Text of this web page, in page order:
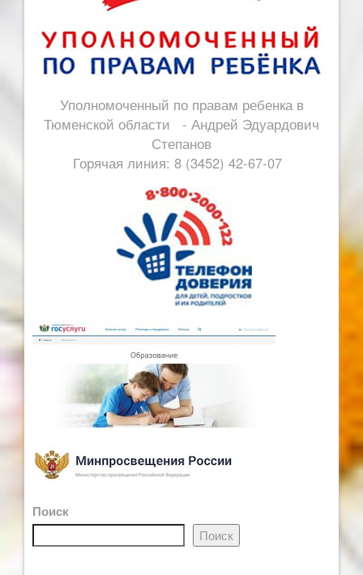
Уполномоченный по правам ребенка в
Тюменской области - Андрей Эдуардович
Степанов
Горячая линия: 8 (3452) 42-67-07
Поиск
Поиск